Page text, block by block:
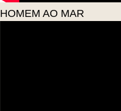
HOMEM AO MAR